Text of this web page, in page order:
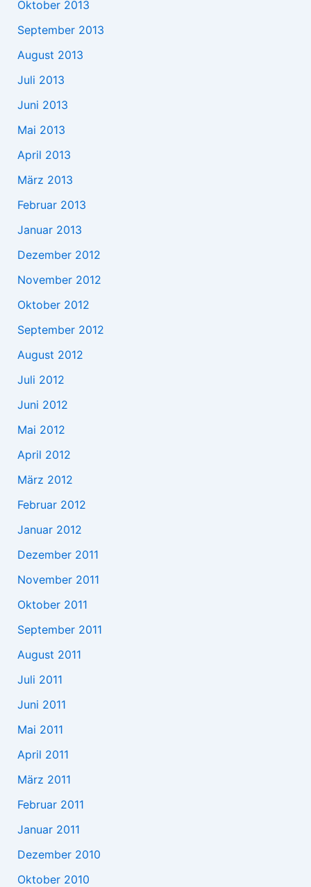
Oktober 2013
September 2013
August 2013
Juli 2013
Juni 2013
Mai 2013
April 2013
März 2013
Februar 2013
Januar 2013
Dezember 2012
November 2012
Oktober 2012
September 2012
August 2012
Juli 2012
Juni 2012
Mai 2012
April 2012
März 2012
Februar 2012
Januar 2012
Dezember 2011
November 2011
Oktober 2011
September 2011
August 2011
Juli 2011
Juni 2011
Mai 2011
April 2011
März 2011
Februar 2011
Januar 2011
Dezember 2010
Oktober 2010